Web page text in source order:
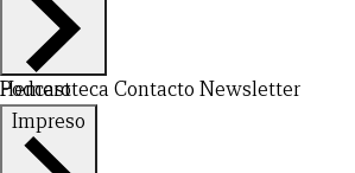
Hemeroteca Contacto Newsletter
Podcast
Impreso
CERRAR
X